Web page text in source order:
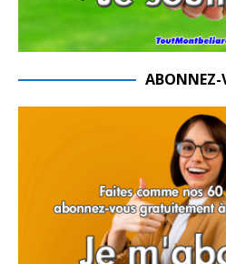
ABONNEZ-